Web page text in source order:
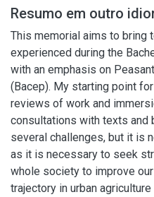
Resumo em outro
This memorial aims to bring
experienced during the
with an emphasis on
(Bacep). My starting point
reviews of work and
consultations with texts and
several challenges, but it is
as it is necessary to seek
whole society to improve
trajectory in urban